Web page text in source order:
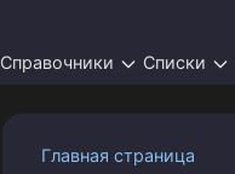
Справочники Списки
Главная страница